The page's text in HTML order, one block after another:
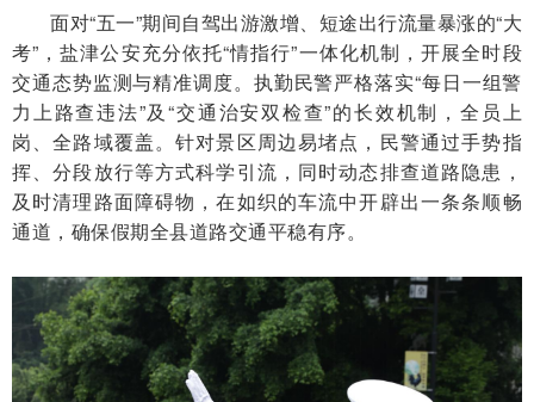
面对“五一”期间自驾出游激增、短途出行流量暴涨的“大
考”，盐津公安充分依托“情指行”一体化机制，开展全时段
交通态势监测与精准调度。执勤民警严格落实“每日一组警
力上路查违法”及“交通治安双检查”的长效机制，全员上
岗、全路域覆盖。针对景区周边易堵点，民警通过手势指
挥、分段放行等方式科学引流，同时动态排查道路隐患，
及时清理路面障碍物，在如织的车流中开辟出一条条顺畅
通道，确保假期全县道路交通平稳有序。